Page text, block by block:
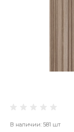
В наличии: 581 шт